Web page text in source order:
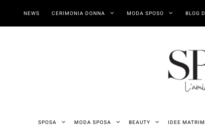
NEWS CERIMONIA DONNA MODA SPOSO BLOG
SPOSA MODA SPOSA BEAUTY IDEE